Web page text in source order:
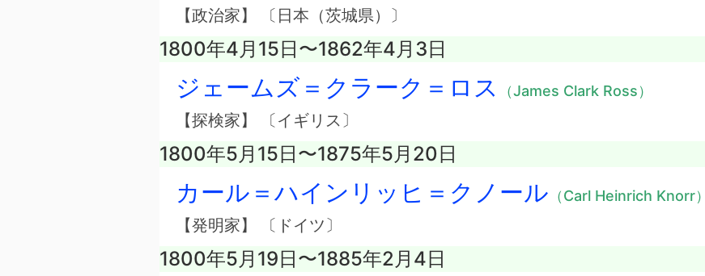
【政治家】 〔日本（茨城県）〕
1800年4月15日〜1862年4月3日
ジェームズ＝クラーク＝ロス （James Clark Ross）
【探検家】 〔イギリス〕
1800年5月15日〜1875年5月20日
カール＝ハインリッヒ＝クノール （Carl Heinrich Knorr）
【発明家】 〔ドイツ〕
1800年5月19日〜1885年2月4日